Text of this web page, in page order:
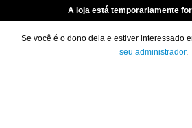
A loja está temporariamente
Se você é o dono dela e estiver interessado
seu administrador.